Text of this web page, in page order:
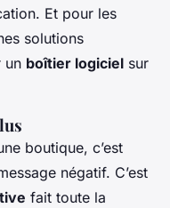
Et pour les
solutions
un boîtier logiciel sur
boutique, c’est
négatif. C’est
fait toute la